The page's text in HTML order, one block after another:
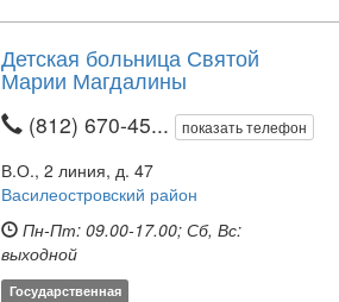
Детская больница Святой
Марии Магдалины
(812) 670-45... показать телефон
В.О., 2 линия, д. 47
Василеостровский район
Пн-Пт: 09.00-17.00; Сб, Вс:
выходной
Государственная